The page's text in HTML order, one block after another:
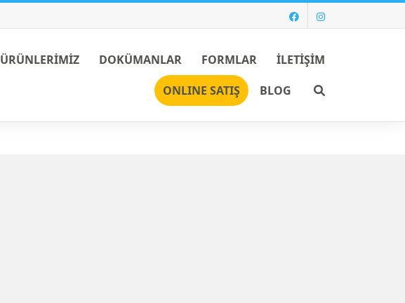
ÜRÜNLERİMİZ DOKÜMANLAR FORMLAR
İLETİŞİM
ONLINE SATIŞ
BLOG